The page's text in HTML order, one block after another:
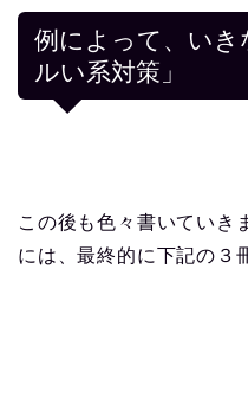
例によって、いき
ルい系対策」
この後も色々書いていき
には、最終的に下記の３